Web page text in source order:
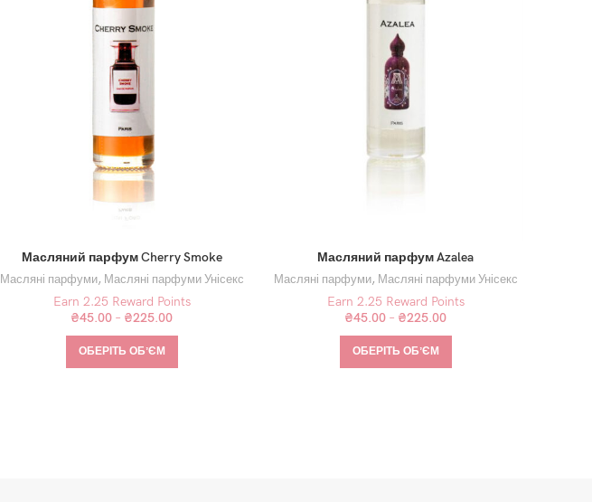
Масляний парфум Cherry Smoke
Масляні парфуми, Масляні парфуми Унісекс
Earn 2.25 Reward Points
₴45.00 – ₴225.00
ОБЕРІТЬ ОБʼЄМ
Масляний парфум Azalea
Масляні парфуми, Масляні парфуми Унісекс
Earn 2.25 Reward Points
₴45.00 – ₴225.00
ОБЕРІТЬ ОБʼЄМ